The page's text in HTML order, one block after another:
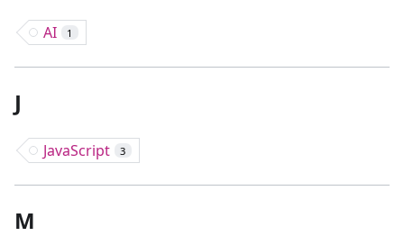
AI 1
J
JavaScript 3
M